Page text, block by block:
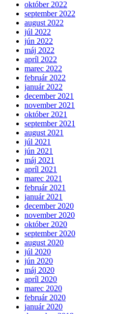
október 2022
september 2022
august 2022
júl 2022
jún 2022
máj 2022
apríl 2022
marec 2022
február 2022
január 2022
december 2021
november 2021
október 2021
september 2021
august 2021
júl 2021
jún 2021
máj 2021
apríl 2021
marec 2021
február 2021
január 2021
december 2020
november 2020
október 2020
september 2020
august 2020
júl 2020
jún 2020
máj 2020
apríl 2020
marec 2020
február 2020
január 2020